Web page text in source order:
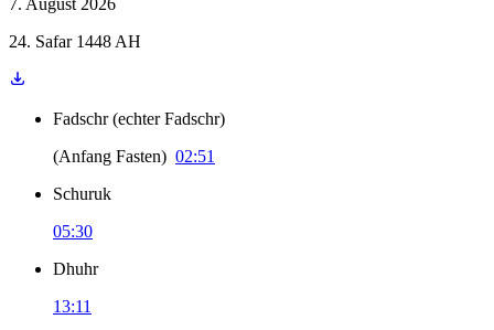
7. August 2026
24. Safar 1448 AH
Fadschr (echter Fadschr)
(Anfang Fasten) 02:51
Schuruk
05:30
Dhuhr
13:11